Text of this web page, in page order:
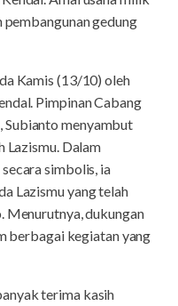
pembangunan gedung
Kamis (13/10) oleh
Pimpinan Cabang
Subianto menyambut
Lazismu. Dalam
simbolis, ia
Lazismu yang telah
Menurutnya, dukungan
berbagai kegiatan yang
terima kasih